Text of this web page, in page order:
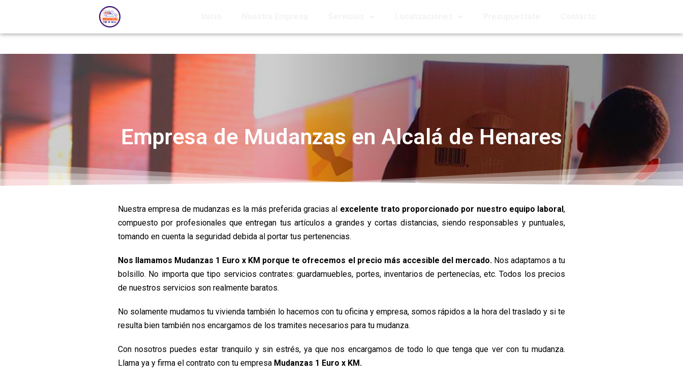
Empresa de Mudanzas en Alcalá de Henares
Nuestra empresa de mudanzas es la más preferida gracias al excelente trato proporcionado por nuestro equipo laboral,
compuesto por profesionales que entregan tus artículos a grandes y cortas distancias, siendo responsables y puntuales,
tomando en cuenta la seguridad debida al portar tus pertenencias.
Nos llamamos Mudanzas 1 Euro x KM porque te ofrecemos el precio más accesible del mercado.Nos adaptamos a tu
bolsillo. No importa que tipo servicios contrates: guardamuebles, portes, inventarios de pertenecías, etc. Todos los precios
de nuestros servicios son realmente baratos.
No solamente mudamos tu vivienda también lo hacemos con tu oficina y empresa, somos rápidos a la hora del traslado y si te
resulta bien también nos encargamos de los tramites necesarios para tu mudanza.
Con nosotros puedes estar tranquilo y sin estrés, ya que nos encargamos de todo lo que tenga que ver con tu mudanza.
Llama ya y firma el contrato con tu empresa Mudanzas 1 Euro x KM.